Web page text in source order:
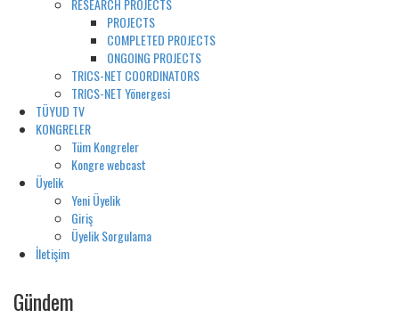
RESEARCH PROJECTS
PROJECTS
COMPLETED PROJECTS
ONGOING PROJECTS
TRICS-NET COORDINATORS
TRICS-NET Yönergesi
TÜYUD TV
KONGRELER
Tüm Kongreler
Kongre webcast
Üyelik
Yeni Üyelik
Giriş
Üyelik Sorgulama
İletişim
Gündem